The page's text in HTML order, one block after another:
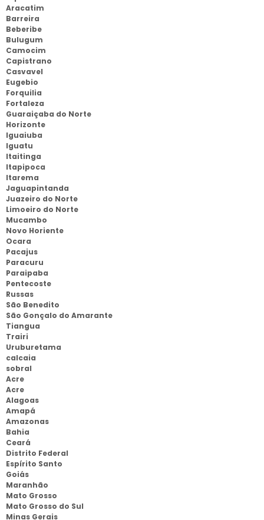
Aracatim
Barreira
Beberibe
Bulugum
Camocim
Capistrano
Casvavel
Eugebio
Forquilia
Fortaleza
Guaraiçaba do Norte
Horizonte
Iguaiuba
Iguatu
Itaitinga
Itapipoca
Itarema
Jaguapintanda
Juazeiro do Norte
Limoeiro do Norte
Mucambo
Novo Horiente
Ocara
Pacajus
Paracuru
Paraipaba
Pentecoste
Russas
São Benedito
São Gonçalo do Amarante
Tiangua
Trairi
Uruburetama
calcaia
sobral
Acre
Acre
Alagoas
Amapá
Amazonas
Bahia
Ceará
Distrito Federal
Espírito Santo
Goiás
Maranhão
Mato Grosso
Mato Grosso do Sul
Minas Gerais